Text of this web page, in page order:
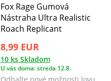
Fox Rage Gumová
Nástraha Ultra Realistic
Roach Replicant
8,99 EUR
10 ks Skladom
U vás doma: streda 12.8.
Odhaľte nové možnosti lovu